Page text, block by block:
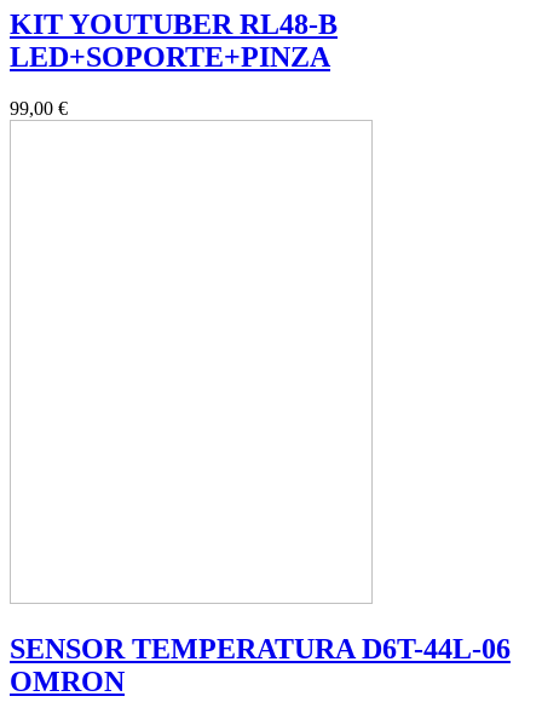
KIT YOUTUBER RL48-B
LED+SOPORTE+PINZA
99,00 €
SENSOR TEMPERATURA D6T-44L-06
OMRON